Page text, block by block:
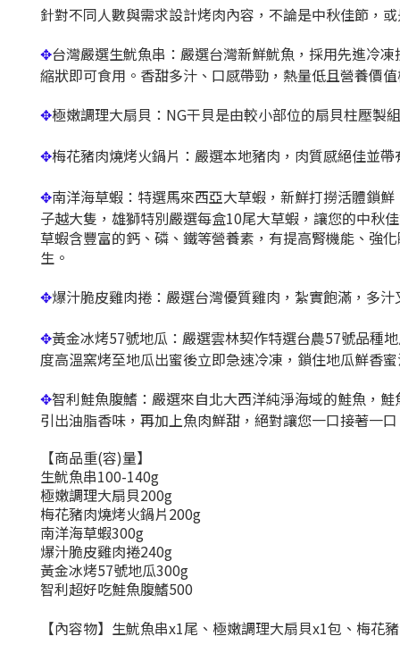
針對不同人數與需求設計烤肉內容，不論是中秋佳節，
✥台灣嚴選生魷魚串：嚴選台灣新鮮魷魚，採用先進冷
縮狀即可食用。香甜多汁、口感帶勁，熱量低且營養價
✥極嫩調理大扇貝：NG干貝是由較小部位的扇貝柱壓製
✥梅花豬肉燒烤火鍋片：嚴選本地豬肉，肉質感絕佳並
✥南洋海草蝦：特選馬來西亞大草蝦，新鮮打撈活體鎖
子越大隻，雄獅特別嚴選每盒10尾大草蝦，讓您的中秋
草蝦含豐富的鈣、磷、鐵等營養素，有提高腎機能、強
生。
✥爆汁脆皮雞肉捲：嚴選台灣優質雞肉，紮實飽滿，多
✥黃金冰烤57號地瓜：嚴選雲林契作特選台農57號品種
度高溫窯烤至地瓜出蜜後立即急速冷凍，鎖住地瓜鮮香
✥智利鮭魚腹鰭：嚴選來自北大西洋純淨海域的鮭魚，
引出油脂香味，再加上魚肉鮮甜，絕對讓您一口接著一
【商品重(容)量】
生魷魚串100-140g
極嫩調理大扇貝200g
梅花豬肉燒烤火鍋片200g
南洋海草蝦300g
爆汁脆皮雞肉捲240g
黃金冰烤57號地瓜300g
智利超好吃鮭魚腹鰭500
【內容物】生魷魚串x1尾、極嫩調理大扇貝x1包、梅